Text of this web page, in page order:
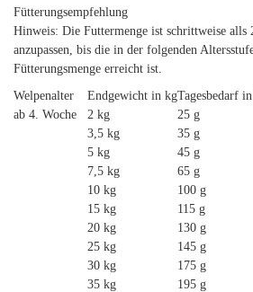
Fütterungsempfehlung
Hinweis: Die Futtermenge ist schrittweise alls
anzupassen, bis die in der folgenden
Fütterungsmenge erreicht ist.
Welpenalter
Endgewicht in kgTagesbedarf
ab 4. Woche
2 kg
25 g
3,5 kg
35 g
5 kg
45 g
7,5 kg
65 g
10 kg
100 g
15 kg
115 g
20 kg
130 g
25 kg
145 g
30 kg
175 g
35 kg
195 g